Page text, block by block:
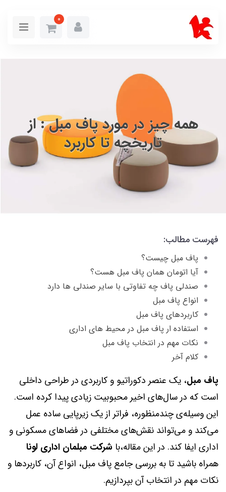
0
همه چیز در مورد پاف مبل : از
تاریخچه تا کاربرد
فهرست مطالب:
پاف مبل چیست؟
آیا اتومان همان پاف مبل هست؟
صندلی پاف چه تفاوتی با سایر صندلی ها دارد
انواع پاف مبل
کاربردهای پاف مبل
استفاده ار پاف مبل در محیط های اداری
نکات مهم در انتخاب پاف مبل
کلام آخر
پاف مبل، یک عنصر دکوراتیو و کاربردی در طراحی داخلی
است که در سال‌های اخیر محبوبیت زیادی پیدا کرده است.
این وسیله‌ی چندمنظوره، فراتر از یک زیرپایی ساده عمل
می‌کند و می‌تواند نقش‌های مختلفی در فضاهای مسکونی و
اداری ایفا کند. در این مقاله،با شرکت مبلمان اداری لونا
همراه باشید تا به بررسی جامع پاف مبل، انواع آن، کاربردها و
نکات مهم در انتخاب آن بپردازیم.